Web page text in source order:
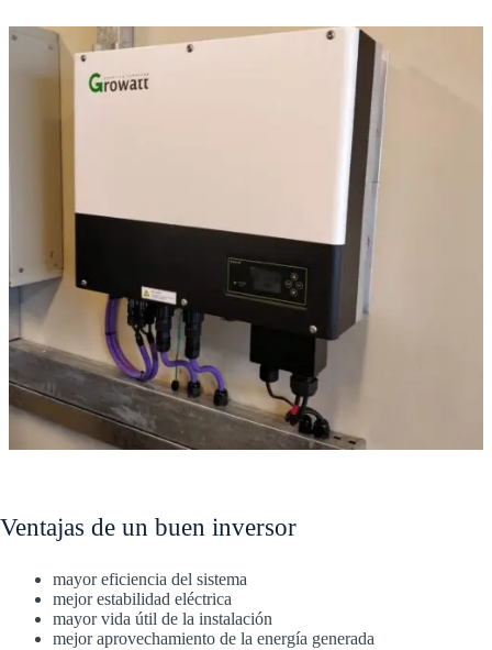
Ventajas de un buen inversor
mayor eficiencia del sistema
mejor estabilidad eléctrica
mayor vida útil de la instalación
mejor aprovechamiento de la energía generada